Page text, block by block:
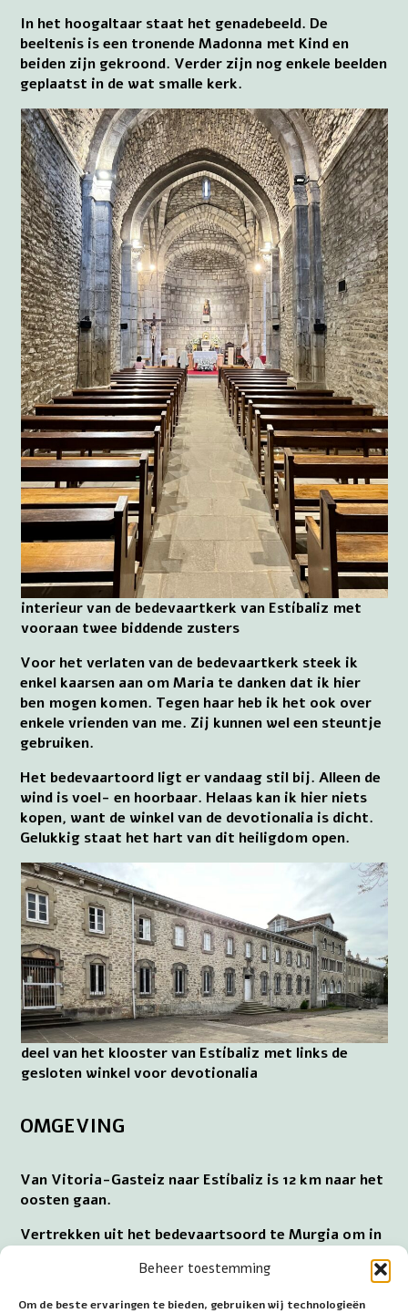
Beheer toestemming
Om de beste ervaringen te bieden, gebruiken wij technologieën
In het hoogaltaar staat het genadebeeld. De
beeltenis is een tronende Madonna met Kind en
beiden zijn gekroond. Verder zijn nog enkele beelden
geplaatst in de wat smalle kerk.
interieur van de bedevaartkerk van Estíbaliz met
vooraan twee biddende zusters
Voor het verlaten van de bedevaartkerk steek ik
enkel kaarsen aan om Maria te danken dat ik hier
ben mogen komen. Tegen haar heb ik het ook over
enkele vrienden van me. Zij kunnen wel een steuntje
gebruiken.
Het bedevaartoord ligt er vandaag stil bij. Alleen de
wind is voel- en hoorbaar. Helaas kan ik hier niets
kopen, want de winkel van de devotionalia is dicht.
Gelukkig staat het hart van dit heiligdom open.
deel van het klooster van Estíbaliz met links de
gesloten winkel voor devotionalia
OMGEVING
Van Vitoria-Gasteiz naar Estíbaliz is 12 km naar het
oosten gaan.
Vertrekken uit het bedevaartsoord te Murgia om in
zuidoosten reizen.